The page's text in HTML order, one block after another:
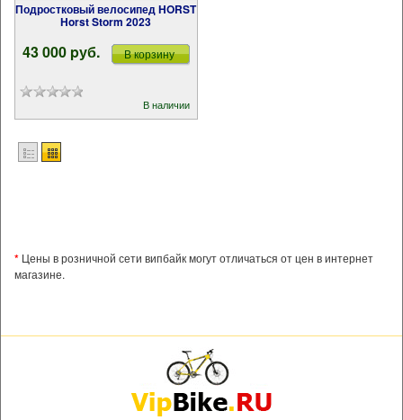
Подростковый велосипед HORST
Horst Storm 2023
43 000 pуб. В корзину
В наличии
* Цены в розничной сети випбайк могут отличаться от цен в интернет
магазине.